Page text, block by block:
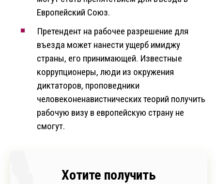
Европейский Союз.
Претендент на рабочее разрешение для
въезда может нанести ущерб имиджу
страны, его принимающей. Известные
коррупционеры, люди из окружения
диктаторов, проповедники
человеконенавистнических теорий получить
рабочую визу в европейскую страну не
смогут.
Хотите получить